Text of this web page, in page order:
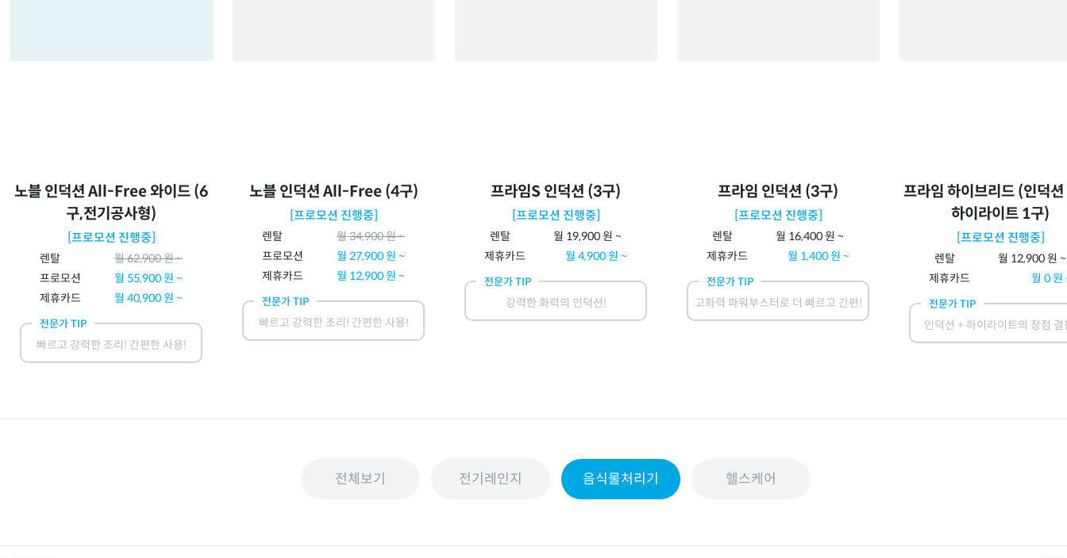
노블 인덕션 All-Free 와이드 (6
구,전기공사형)
[프로모션 진행중]
렌탈 월62,900원 ~
프로모션
월 55,900원 ~
제휴카드
월 40,900원 ~
전문가 TIP
빠르고 강력한 조리! 간편한 사용!
노블 인덕션 All-Free (4구)
[프로모션 진행중]
렌탈 월34,900원 ~
프로모션
월 27,900원 ~
제휴카드
월 12,900원 ~
전문가 TIP
빠르고 강력한 조리! 간편한 사용!
프라임S 인덕션 (3구)
[프로모션 진행중]
렌탈 월 19,900원 ~
제휴카드
월 4,900원 ~
전문가 TIP
강력한 화력의 인덕션!
프라임 인덕션 (3구)
[프로모션 진행중]
렌탈 월 16,400원 ~
제휴카드
월 1,400원 ~
전문가 TIP
고화력 파워부스터로 더 빠르고 간편!
프라임 하이브리드 (인덕
하이라이트 1구)
[프로모션 진행중]
렌탈 월 12,900원 ~
제휴카드
월 0원
전문가 TIP
인덕션 + 하이라이트의 장점 결
전체보기 전기레인지 음식물처리기 헬스케어